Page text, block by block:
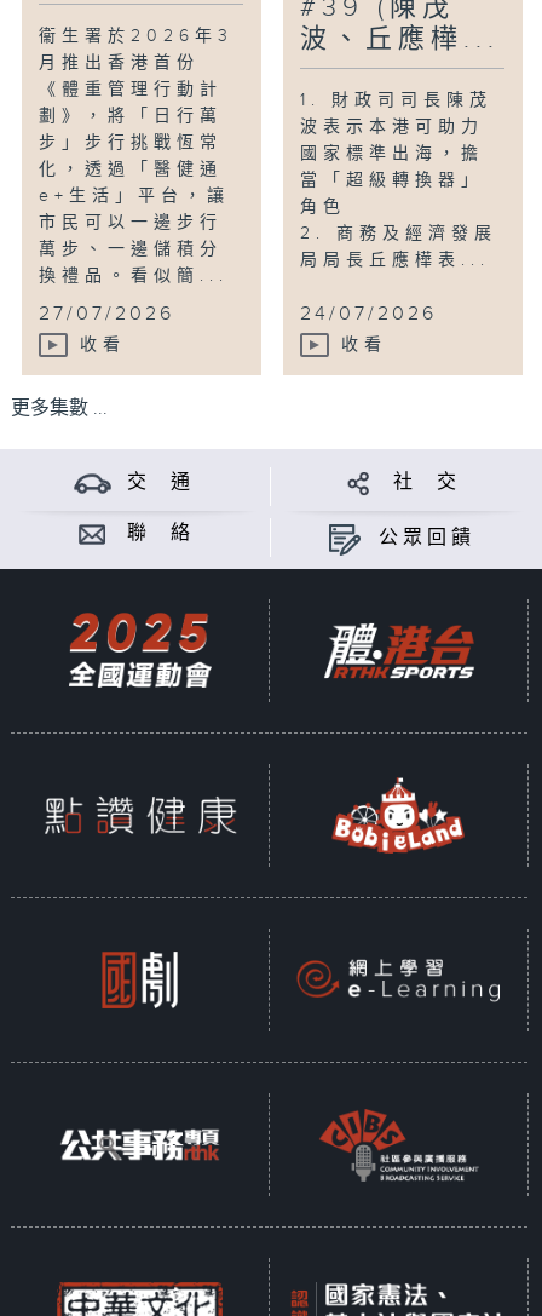
衞生署於2026年3
月推出香港首份
《體重管理行動計
劃》，將「日行萬
步」步行挑戰恆常
化，透過「醫健通
e+生活」平台，讓
市民可以一邊步行
萬步、一邊儲積分
換禮品。看似簡...
27/07/2026
收看
#39 (陳茂
波、丘應樺...
1. 財政司司長陳茂
波表示本港可助力
國家標準出海，擔
當「超級轉換器」
角色
2. 商務及經濟發展
局局長丘應樺表...
24/07/2026
收看
更多集數 ...
交 通 社 交
聯 絡 公眾回饋